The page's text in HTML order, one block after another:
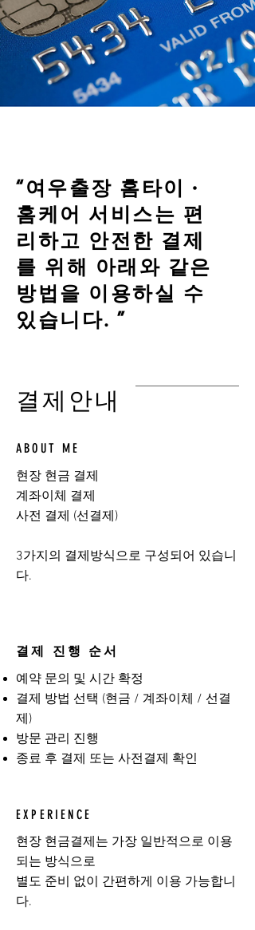
“여우출장 홈타이 ·
홈케어 서비스는 편
리하고 안전한 결제
를 위해 아래와 같은
방법을 이용하실 수
있습니다. ”
결제안내
ABOUT ME
현장 현금 결제
계좌이체 결제
사전 결제 (선결제)
​3가지의 결제방식으로 구성되어 있습니
다.
결제 진행 순서
예약 문의 및 시간 확정
결제 방법 선택 (현금 / 계좌이체 / 선결
제)
방문 관리 진행
종료 후 결제 또는 사전결제 확인
EXPERIENCE
현장 현금결제는 가장 일반적으로 이용
되는 방식으로
별도 준비 없이 간편하게 이용 가능합니
다.